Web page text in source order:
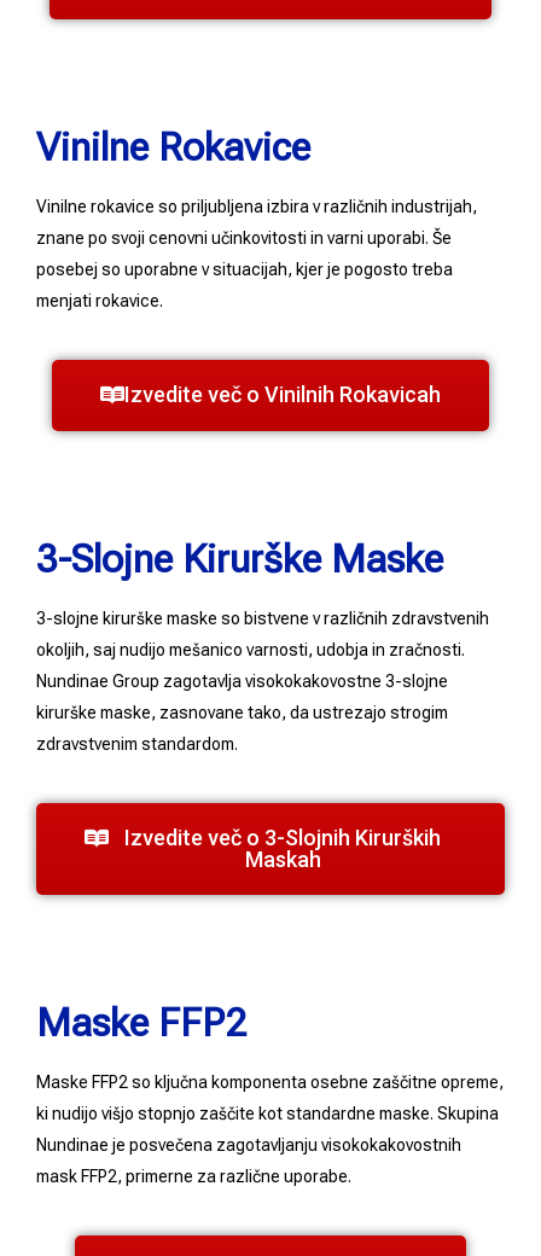
Vinilne Rokavice
Vinilne rokavice so priljubljena izbira v različnih industrijah,
znane po svoji cenovni učinkovitosti in varni uporabi. Še
posebej so uporabne v situacijah, kjer je pogosto treba
menjati rokavice.
Izvedite več o Vinilnih Rokavicah
3-Slojne Kirurške Maske
3-slojne kirurške maske so bistvene v različnih zdravstvenih
okoljih, saj nudijo mešanico varnosti, udobja in zračnosti.
Nundinae Group zagotavlja visokokakovostne 3-slojne
kirurške maske, zasnovane tako, da ustrezajo strogim
zdravstvenim standardom.
Izvedite več o 3-Slojnih Kirurških
Maskah
Maske FFP2
Maske FFP2 so ključna komponenta osebne zaščitne opreme,
ki nudijo višjo stopnjo zaščite kot standardne maske. Skupina
Nundinae je posvečena zagotavljanju visokokakovostnih
mask FFP2, primerne za različne uporabe.